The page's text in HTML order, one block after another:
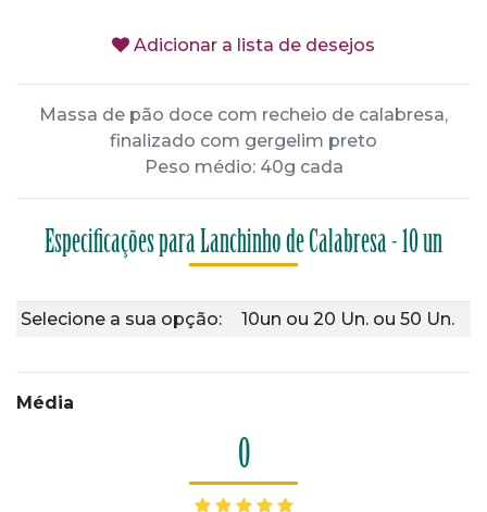
Adicionar a lista de desejos
Massa de pão doce com recheio de calabresa,
finalizado com gergelim preto
Peso médio: 40g cada
Especificações para Lanchinho de Calabresa - 10 un
Selecione a sua opção: 10un ou 20 Un. ou 50 Un.
Média
0